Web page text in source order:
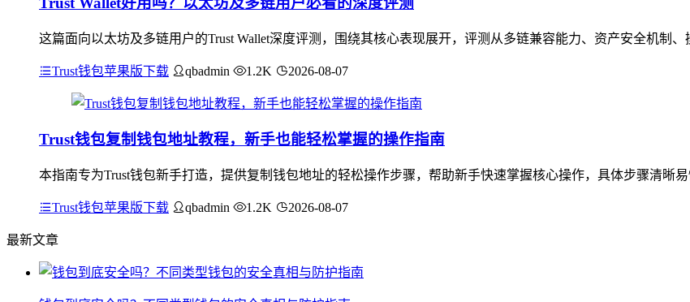
这篇面向以太坊及多链用户的Trust Wallet深度评测，围绕其核心表现展开，评测从多链兼容能力、资产安全机制
Trust钱包苹果版下载 qbadmin 1.2K 2026-08-07
Trust钱包复制钱包地址教程，新手也能轻松掌握的操作指南
本指南专为Trust钱包新手打造，提供复制钱包地址的轻松操作步骤，帮助新手快速掌握核心操作，具体步骤清晰
Trust钱包苹果版下载 qbadmin 1.2K 2026-08-07
最新文章